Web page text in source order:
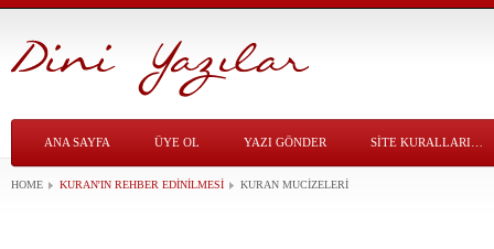
ANA SAYFA ÜYE OL YAZI GÖNDER SITE KURALLARI…
HOME KURAN'IN REHBER EDINILMESI KURAN MUCIZELERI